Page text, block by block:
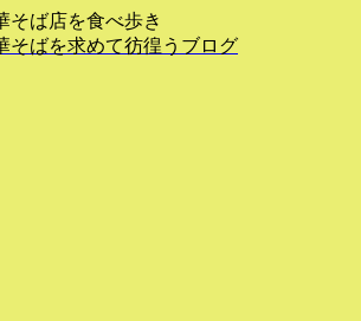
そば店を食べ歩き
そばを求めて彷徨うブログ